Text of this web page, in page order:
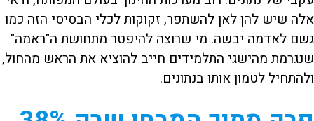
אלה שיש להן לאן להשתפר, זקוקות לכלי הבסיסי הזה כמו
גשם לאדמה יבשה. מי שרוצה להיפטר מתחושת ה"ראמה"
שנגרמת מהישגי התלמידים חייב להוציא את הראש מהחול,
ולהתחיל לטמון אותו בנתונים.